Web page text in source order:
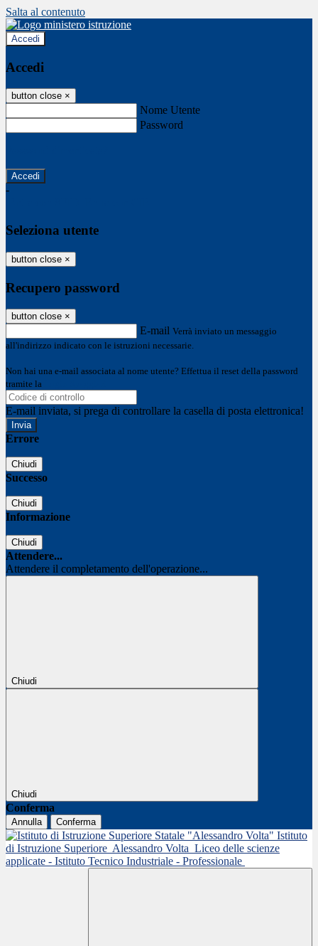
Salta al contenuto
Accedi
Accedi
button close ×
Nome Utente
Password
-
Seleziona utente
button close ×
Recupero password
button close ×
E-mail Verrà inviato un messaggio
all'indirizzo indicato con le istruzioni necessarie.
Non hai una e-mail associata al nome utente? Effettua il reset della password
tramite la
E-mail inviata, si prega di controllare la casella di posta elettronica!
Errore
Chiudi
Successo
Chiudi
Informazione
Chiudi
Attendere...
Attendere il completamento dell'operazione...
Chiudi
Chiudi
Conferma
Annulla Conferma
Istituto
di Istruzione Superiore Alessandro Volta Liceo delle scienze
applicate - Istituto Tecnico Industriale - Professionale